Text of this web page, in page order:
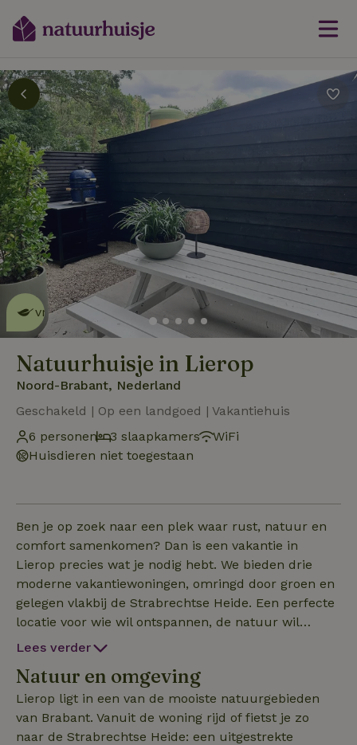
Dit natuurhuisje is eco-
vriendelijklees meer
Natuurhuisje in Lierop
Noord-Brabant, Nederland
Geschakeld | Op een landgoed | Vakantiehuis
6 personen
3 slaapkamers
WiFi
Huisdieren niet toegestaan
Ben je op zoek naar een plek waar rust, natuur en
comfort samenkomen? Dan is een vakantie in
Lierop precies wat je nodig hebt. We bieden drie
moderne vakantiewoningen, omringd door groen en
gelegen vlakbij de Strabrechtse Heide. Een perfecte
locatie voor wie wil ontspannen, de natuur wil
verkennen of gezellig op pad wil in de regio. Op ons
Elke woning is voorzien van vloerverwarming, een
compleet ingerichte keuken, een moderne
badkamer en een eigen terras. De bedden zijn bij
aankomst al voor je opgemaakt en handdoeken
Lees verder
Natuur en omgeving
Lierop ligt in een van de mooiste natuurgebieden
van Brabant. Vanuit de woning rijd of fietst je zo
naar de Strabrechtse Heide: een uitgestrekte